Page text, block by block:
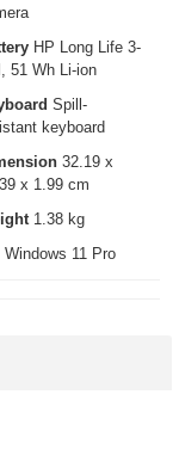
HP Long Life 3-
51 Wh Li-ion
Spill-
keyboard
32.19 x
x 1.99 cm
1.38 kg
Windows 11 Pro